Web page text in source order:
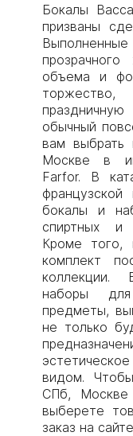
Бокалы
призваны
прозрачного
объема и
обычный
вам выбрать
Москве в
Farfor. В
французской
бокалы и
спиртных и
Кроме того,
комплект
коллекции.
наборы
предметы,
не только
видом.
СПб, Москве
выберете
заказ на